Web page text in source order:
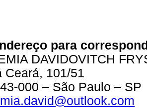
para
DAVIDOVITCH
Ceará, 101/51
000 – São Paulo – SP